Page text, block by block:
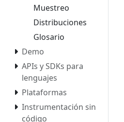
Muestreo
Distribuciones
Glosario
Demo
APIs y SDKs para
lenguajes
Plataformas
Instrumentación sin
código